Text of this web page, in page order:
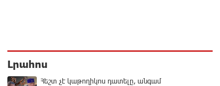
Լրահոս
Հեշտ չէ կաթողիկոս դատելը, անգամ